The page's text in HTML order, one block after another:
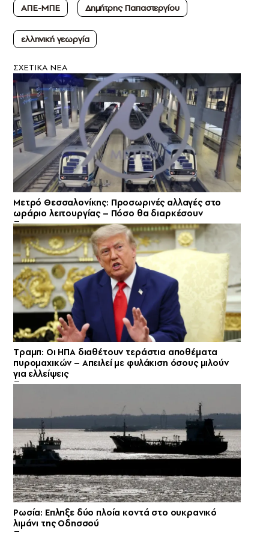
ΑΠΕ-ΜΠΕ
Δημήτρης Παπαστεργίου
ελληνική γεωργία
ΣXETIKA NEA
Μετρό Θεσσαλονίκης: Προσωρινές αλλαγές στο
ωράριο λειτουργίας – Πόσο θα διαρκέσουν
Tραμπ: Οι ΗΠΑ διαθέτουν τεράστια αποθέματα
πυρομαχικών – Απειλεί με φυλάκιση όσους μιλούν
για ελλείψεις
Ρωσία: Eπληξε δύο πλοία κοντά στο ουκρανικό
λιμάνι της Οδησσού